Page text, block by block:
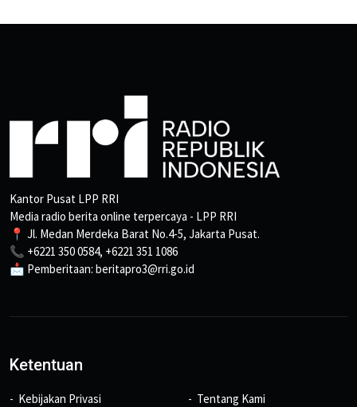
Kantor Pusat LPP RRI
Media radio berita online terpercaya - LPP RRI
📍 Jl. Medan Merdeka Barat No.4-5, Jakarta Pusat.
📞 +6221 350 0584, +6221 351 1086
📩 Pemberitaan: beritapro3@rri.go.id
Ketentuan
Kebijakan Privasi
Tentang Kami